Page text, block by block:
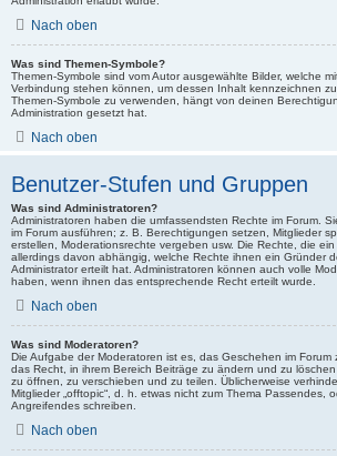
Nach oben
Was sind Themen-Symbole?
Themen-Symbole sind vom Autor ausgewählte Bilder, welche
Verbindung stehen können, um dessen Inhalt kennzeichnen
Themen-Symbole zu verwenden, hängt von deinen
Administration gesetzt hat.
Nach oben
Benutzer-Stufen und Gruppen
Was sind Administratoren?
Administratoren haben die umfassendsten Rechte im Forum.
im Forum ausführen; z. B. Berechtigungen setzen, Mitglieder
erstellen, Moderationsrechte vergeben usw. Die Rechte, die
allerdings davon abhängig, welche Rechte ihnen ein Gründer
Administrator erteilt hat. Administratoren können auch volle
haben, wenn ihnen das entsprechende Recht erteilt wurde.
Nach oben
Was sind Moderatoren?
Die Aufgabe der Moderatoren ist es, das Geschehen im
das Recht, in ihrem Bereich Beiträge zu ändern und zu
zu öffnen, zu verschieben und zu teilen. Üblicherweise
Mitglieder „offtopic“, d. h. etwas nicht zum Thema Passendes,
Angreifendes schreiben.
Nach oben